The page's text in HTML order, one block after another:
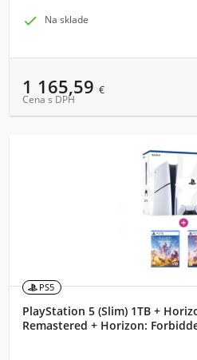
 Na sklade
1 165,59 €
Cena s DPH
PS5
PlayStation 5 (Slim) 1TB +
Remastered + Horizon: